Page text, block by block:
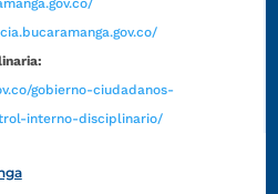
gobierno-ciudadanos-
interno-disciplinario/